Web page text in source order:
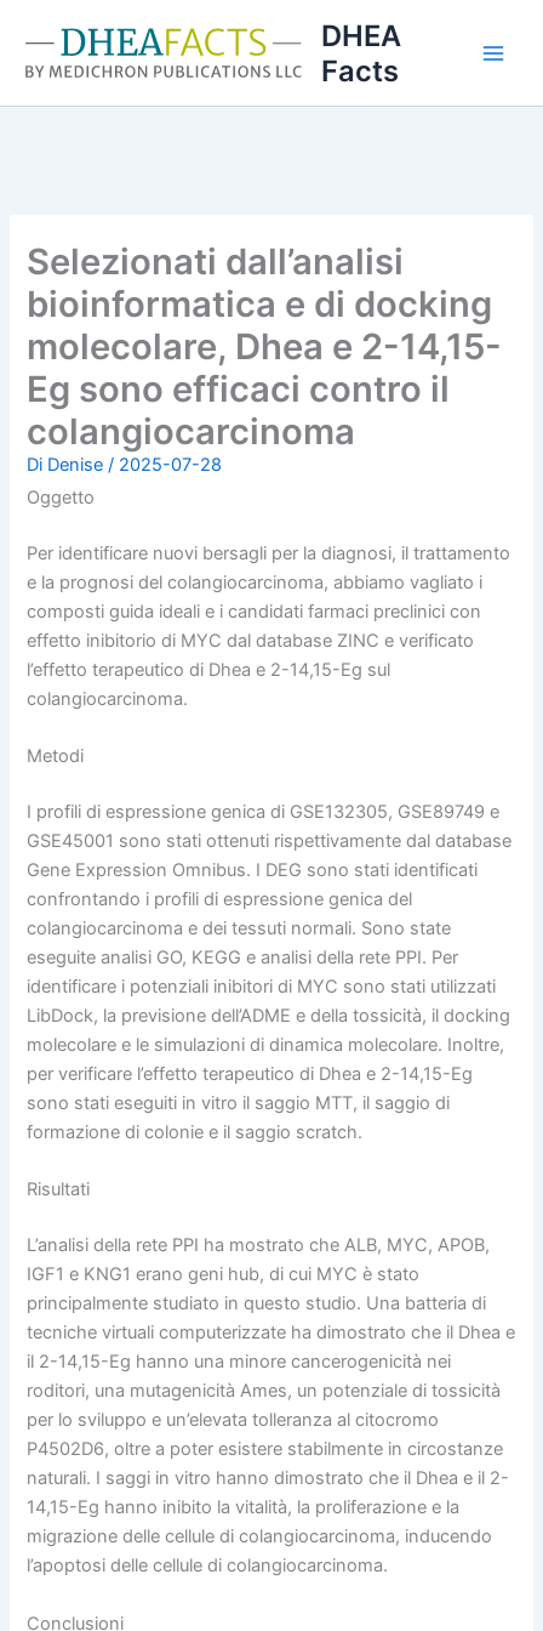
contenuto
DHEA
Facts
Selezionati dall’analisi
bioinformatica e di docking
molecolare, Dhea e 2-14,15-
Eg sono efficaci contro il
colangiocarcinoma
Di Denise/ 2025-07-28
Oggetto
Per identificare nuovi bersagli per la diagnosi, il trattamento
e la prognosi del colangiocarcinoma, abbiamo vagliato i
composti guida ideali e i candidati farmaci preclinici con
effetto inibitorio di MYC dal database ZINC e verificato
l’effetto terapeutico di Dhea e 2-14,15-Eg sul
colangiocarcinoma.
Metodi
I profili di espressione genica di GSE132305, GSE89749 e
GSE45001 sono stati ottenuti rispettivamente dal database
Gene Expression Omnibus. I DEG sono stati identificati
confrontando i profili di espressione genica del
colangiocarcinoma e dei tessuti normali. Sono state
eseguite analisi GO, KEGG e analisi della rete PPI. Per
identificare i potenziali inibitori di MYC sono stati utilizzati
LibDock, la previsione dell’ADME e della tossicità, il docking
molecolare e le simulazioni di dinamica molecolare. Inoltre,
per verificare l’effetto terapeutico di Dhea e 2-14,15-Eg
sono stati eseguiti in vitro il saggio MTT, il saggio di
formazione di colonie e il saggio scratch.
Risultati
L’analisi della rete PPI ha mostrato che ALB, MYC, APOB,
IGF1 e KNG1 erano geni hub, di cui MYC è stato
principalmente studiato in questo studio. Una batteria di
tecniche virtuali computerizzate ha dimostrato che il Dhea e
il 2-14,15-Eg hanno una minore cancerogenicità nei
roditori, una mutagenicità Ames, un potenziale di tossicità
per lo sviluppo e un’elevata tolleranza al citocromo
P4502D6, oltre a poter esistere stabilmente in circostanze
naturali. I saggi in vitro hanno dimostrato che il Dhea e il 2-
14,15-Eg hanno inibito la vitalità, la proliferazione e la
migrazione delle cellule di colangiocarcinoma, inducendo
l’apoptosi delle cellule di colangiocarcinoma.
Conclusioni